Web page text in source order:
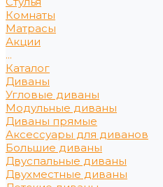
Комнаты
Матрасы
Акции
...
Каталог
Диваны
Угловые диваны
Модульные диваны
Диваны прямые
Аксессуары для диванов
Большие диваны
Двуспальные диваны
Двухместные диваны